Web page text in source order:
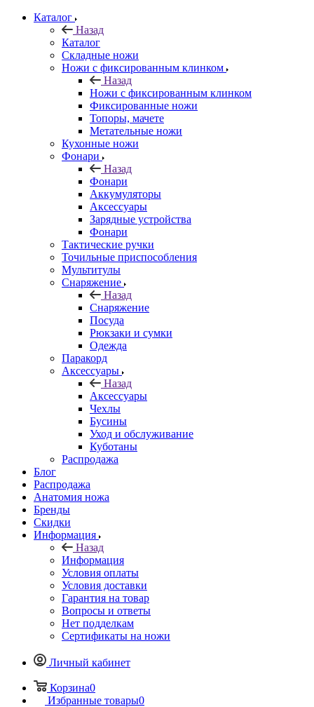
Каталог
Назад
Каталог
Складные ножи
Ножи с фиксированным клинком
Назад
Ножи с фиксированным клинком
Фиксированные ножи
Топоры, мачете
Метательные ножи
Кухонные ножи
Фонари
Назад
Фонари
Аккумуляторы
Аксессуары
Зарядные устройства
Фонари
Тактические ручки
Точильные приспособления
Мультитулы
Снаряжение
Назад
Снаряжение
Посуда
Рюкзаки и сумки
Одежда
Паракорд
Аксессуары
Назад
Аксессуары
Чехлы
Бусины
Уход и обслуживание
Куботаны
Распродажа
Блог
Распродажа
Анатомия ножа
Бренды
Скидки
Информация
Назад
Информация
Условия оплаты
Условия доставки
Гарантия на товар
Вопросы и ответы
Нет подделкам
Сертификаты на ножи
Личный кабинет
Корзина0
Избранные товары0